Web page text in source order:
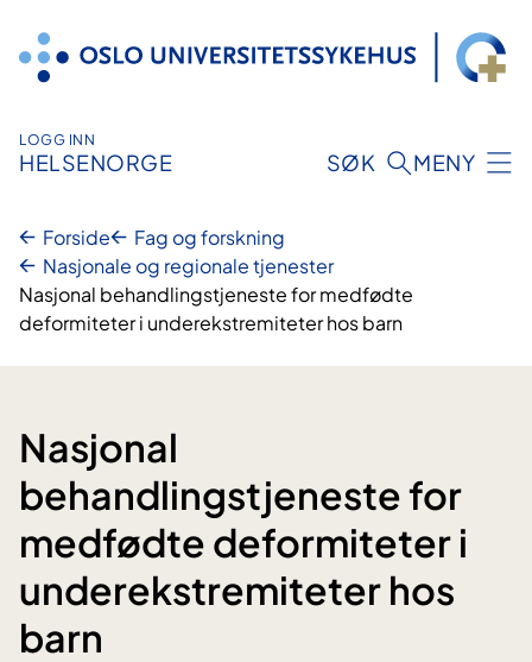
innhold
LOGG INN
HELSENORGE SØK MENY
Forside
Fag og forskning
Nasjonale og regionale tjenester
Nasjonal behandlingstjeneste for medfødte
deformiteter i underekstremiteter hos barn
Nasjonal
behandlingstjeneste for
medfødte deformiteter i
underekstremiteter hos
barn